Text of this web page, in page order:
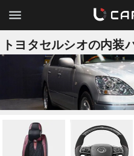
トヨタセルシオの内装